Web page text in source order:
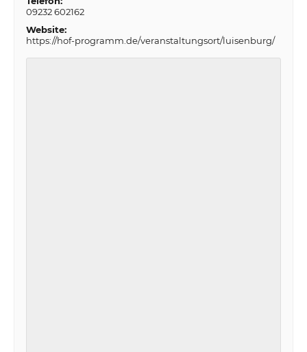
09232 602162
Website:
https://hof-programm.de/veranstaltungsort/luisenburg/